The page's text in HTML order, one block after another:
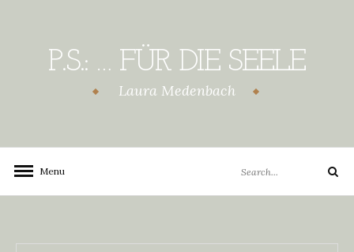
P.S.: … FÜR DIE SEELE
Laura Medenbach
Menu
for:
Search